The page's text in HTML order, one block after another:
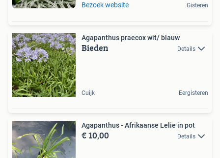
Bezoek website Gisteren
Agapanthus praecox wit/ blauw
Bieden Details
Cuijk Eergisteren
Agapanthus - Afrikaanse Lelie in pot
€ 10,00 Details